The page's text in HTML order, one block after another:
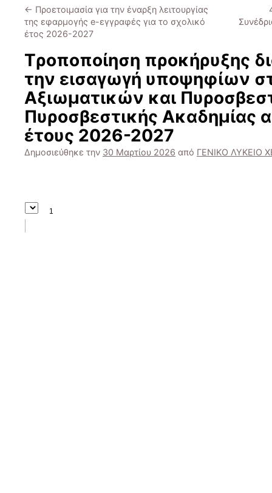
← Προετοιμασία για την έναρξη λειτουργίας
της εφαρμογής e-εγγραφές για το σχολικό
έτος 2026-2027
Tροποποίηση προκήρυξης
την εισαγωγή υποψηφίων
Αξιωματικών και
Πυροσβεστικής Ακαδημίας
έτους 2026-2027
Δημοσιεύθηκε την 30 Μαρτίου 2026 από ΓΕΝΙΚΟ ΛΥΚΕΙΟ